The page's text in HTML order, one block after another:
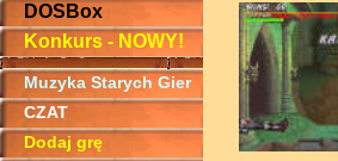
DOSBox
Konkurs - NOWY!
Muzyka Starych Gier
CZAT
Dodaj grę